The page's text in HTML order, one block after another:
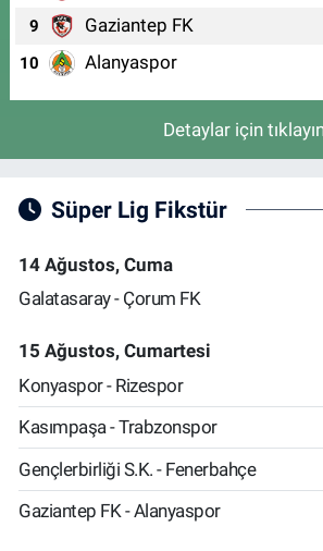
9 Gaziantep FK
10 Alanyaspor
Detaylar için
Süper Lig Fikstür
14 Ağustos, Cuma
Galatasaray - Çorum FK
15 Ağustos, Cumartesi
Konyaspor - Rizespor
Kasımpaşa - Trabzonspor
Gençlerbirliği S.K. - Fenerbahçe
Gaziantep FK - Alanyaspor